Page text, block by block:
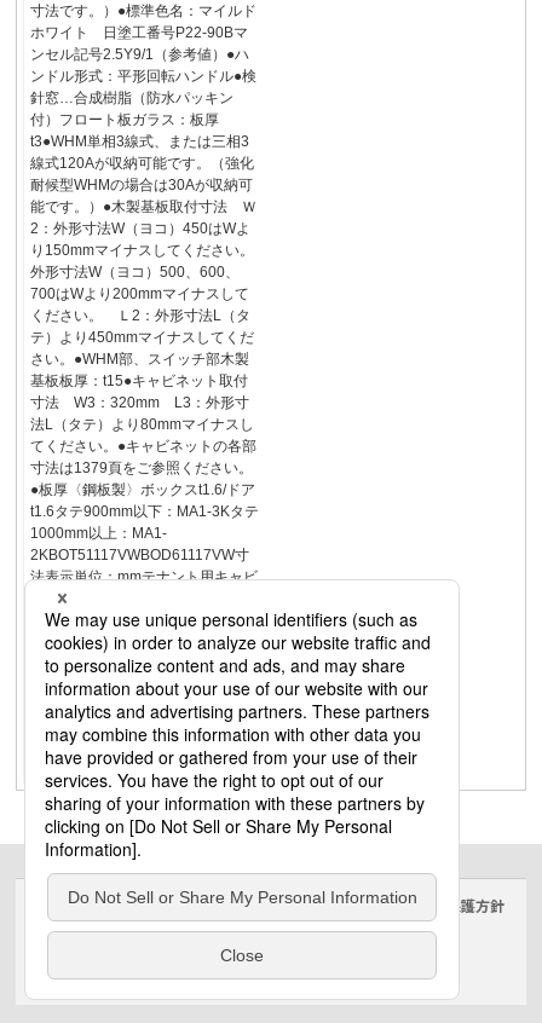
寸法です。）●標準色名：マイルド
ホワイト 日塗工番号P22-90Bマ
ンセル記号2.5Y9/1（参考値）●ハ
ンドル形式：平形回転ハンドル●検
針窓…合成樹脂（防水パッキン
付）フロート板ガラス：板厚
t3●WHM単相3線式、または三相3
線式120Aが収納可能です。（強化
耐候型WHMの場合は30Aが収納可
能です。）●木製基板取付寸法 Ｗ
2：外形寸法W（ヨコ）450はWよ
り150mmマイナスしてください。
外形寸法W（ヨコ）500、600、
700はWより200mmマイナスして
ください。 Ｌ2：外形寸法L（タ
テ）より450mmマイナスしてくだ
さい。●WHM部、スイッチ部木製
基板板厚：t15●キャビネット取付
寸法 W3：320mm L3：外形寸
法L（タテ）より80mmマイナスし
てください。●キャビネットの各部
寸法は1379頁をご参照ください。
●板厚〈鋼板製〉ボックスt1.6/ドア
t1.6タテ900mm以下：MA1-3Kタテ
1000mm以上：MA1-
2KBOT51117VWBOD61117VW寸
法表示単位：mmテナント用キャビ
ネットWHMスペース付木製基板付
粉体塗装露出形屋内用IP2XD24キ
ャビネット特長商品選定表盤用キ
ャビネット屋内用盤用キャビネッ
ト屋外用WHM収納用キャビネット
引込開閉器盤用キャビネット集合
計器盤用キャビネット弱電機器収
納キャビネットご注意・技術資料
サイトのご利用にあたって クッキーポリシー 個人情報保護方針
電気・建築設備（ビジネス）
© Panasonic Electric Works Co., Ltd.